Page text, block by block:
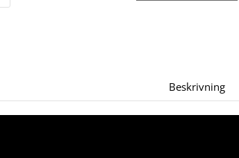
Beskrivning